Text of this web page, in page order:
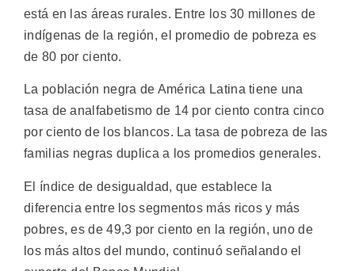
está en las áreas rurales. Entre los 30 millones de
indígenas de la región, el promedio de pobreza es
de 80 por ciento.
La población negra de América Latina tiene una
tasa de analfabetismo de 14 por ciento contra cinco
por ciento de los blancos. La tasa de pobreza de las
familias negras duplica a los promedios generales.
El índice de desigualdad, que establece la
diferencia entre los segmentos más ricos y más
pobres, es de 49,3 por ciento en la región, uno de
los más altos del mundo, continuó señalando el